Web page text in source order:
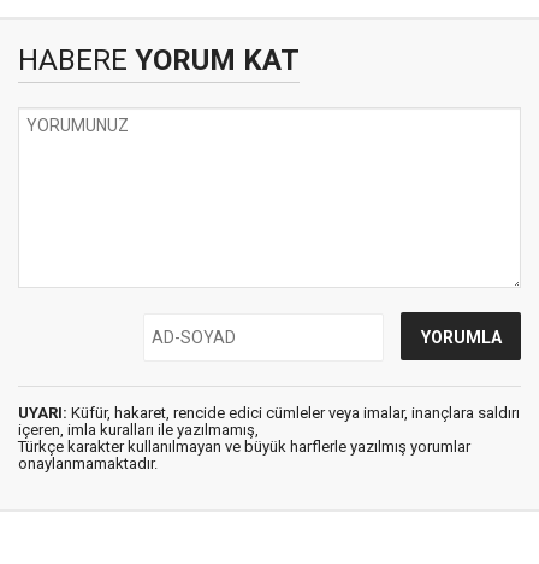
HABERE YORUM KAT
UYARI: Küfür, hakaret, rencide edici cümleler veya imalar, inançlara saldırı
içeren, imla kuralları ile yazılmamış,
Türkçe karakter kullanılmayan ve büyük harflerle yazılmış yorumlar
onaylanmamaktadır.